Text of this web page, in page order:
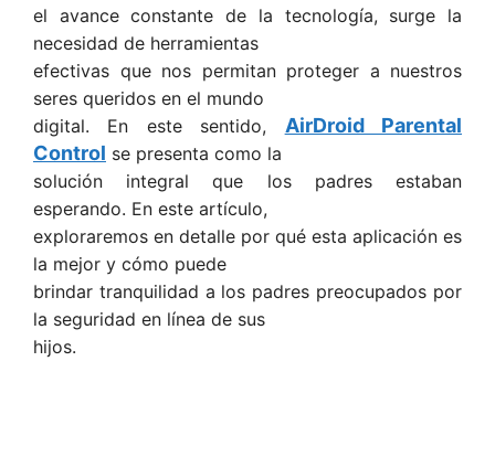
el avance constante de la tecnología, surge la
necesidad de herramientas
efectivas que nos permitan proteger a nuestros
seres queridos en el mundo
digital. En este sentido, AirDroid Parental
Control se presenta como la
solución integral que los padres estaban
esperando. En este artículo,
exploraremos en detalle por qué esta aplicación es
la mejor y cómo puede
brindar tranquilidad a los padres preocupados por
la seguridad en línea de sus
hijos.